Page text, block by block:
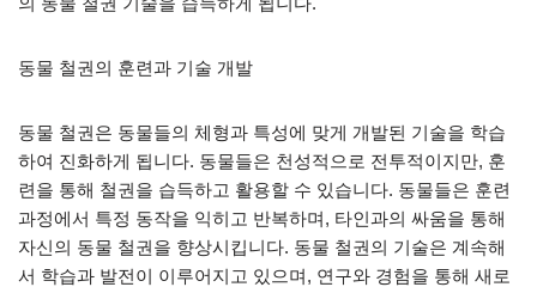
동물 철권의 훈련과 기술 개발
동물 철권은 동물들의 체형과 특성에 맞게 개발된 기술을 학습
하여 진화하게 됩니다. 동물들은 천성적으로 전투적이지만, 훈
련을 통해 철권을 습득하고 활용할 수 있습니다. 동물들은 훈련
과정에서 특정 동작을 익히고 반복하며, 타인과의 싸움을 통해
자신의 동물 철권을 향상시킵니다. 동물 철권의 기술은 계속해
서 학습과 발전이 이루어지고 있으며, 연구와 경험을 통해 새로